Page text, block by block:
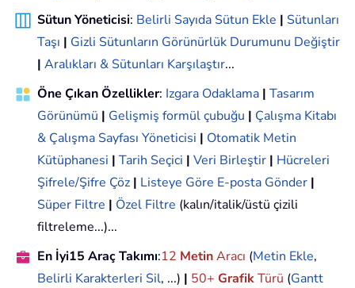
Sütun Yöneticisi: Belirli Sayıda Sütun Ekle | Sütunları
Taşı | Gizli Sütunların Görünürlük Durumunu Değiştir
| Aralıkları & Sütunları Karşılaştır...
Öne Çıkan Özellikler: Izgara Odaklama | Tasarım
Görünümü | Gelişmiş formül çubuğu | Çalışma Kitabı
& Çalışma Sayfası Yöneticisi | Otomatik Metin
Kütüphanesi | Tarih Seçici | Veri Birleştir | Hücreleri
Şifrele/Şifre Çöz | Listeye Göre E-posta Gönder |
Süper Filtre | Özel Filtre (kalın/italik/üstü çizili
filtreleme...)...
En İyi15 Araç Takımı:12 MetinAracı (Metin Ekle,
Belirli Karakterleri Sil, ...) | 50+ GrafikTürü (Gantt